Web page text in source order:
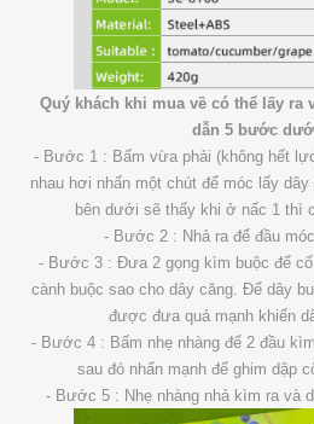
Quý khách khi mua về có thể lấy ra
dẫn 5 bước
- Bước 1 : Bấm vừa phải (không hết
nhau hơi nhấn một chút để móc lấy
bên dưới sẽ thấy khi ở nấc 1 thì
- Bước 2 : Nhả ra để đầu
- Bước 3 : Đưa 2 gọng kìm buộc để
cành buộc sao cho dây căng. Để dây
được đưa quá mạnh khiến
- Bước 4 : Bấm nhẹ nhàng để 2 đầu
sau đó nhấn mạnh để ghim dập
- Bước 5 : Nhẹ nhàng nhả kìm ra và